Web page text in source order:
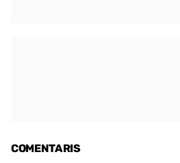
COMENTARIS